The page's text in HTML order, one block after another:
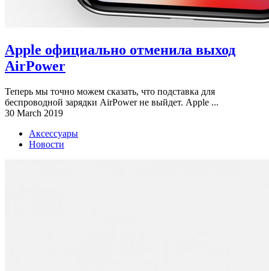
Apple официально отменила выход
AirPower
Теперь мы точно можем сказать, что подставка для
беспроводной зарядки AirPower не выйдет. Apple ...
30 March 2019
Аксессуары
Новости